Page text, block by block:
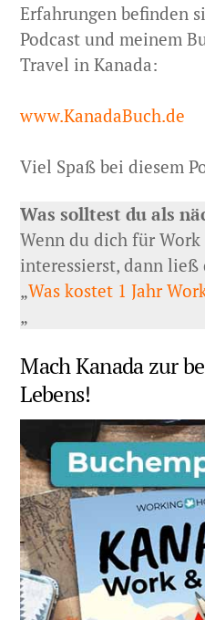
Erfahrungen befinden
Podcast und meinem
Travel in Kanada:
www.KanadaBuch.de
Viel Spaß bei diesem
Was solltest du als
Wenn du dich für
interessierst, dann
„Was kostet 1 Jahr
„
Mach Kanada zur
Lebens!